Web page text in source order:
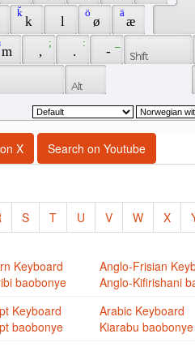
k
ǩ
l ø
ö
æ
ä
,
;
.
:
-
X Search on Youtube
S T U V W X
Keyboard
baobonye
Anglo-Frisian
Anglo-Kifirishani
Keyboard
baobonye
Arabic Keyboard
Kiarabu baobonye